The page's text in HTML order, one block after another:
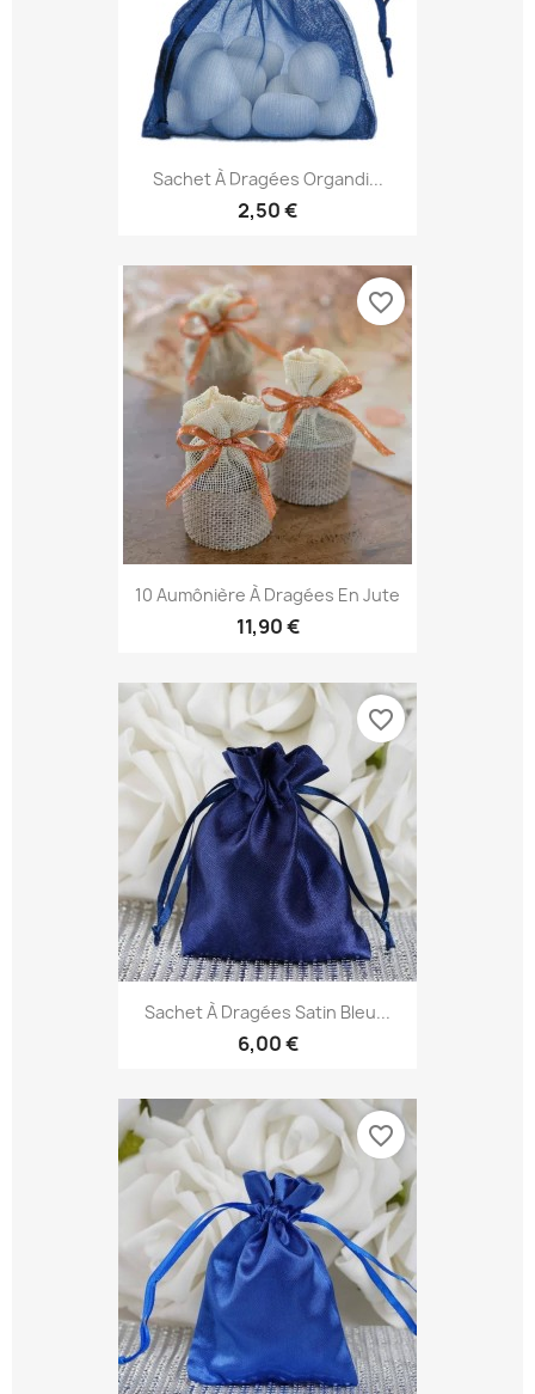
Sachet À Dragées Organdi...
2,50 €
10 Aumônière À Dragées En Jute
11,90 €
favorite_border
Sachet À Dragées Satin Bleu...
6,00 €
favorite_border
favorite_border